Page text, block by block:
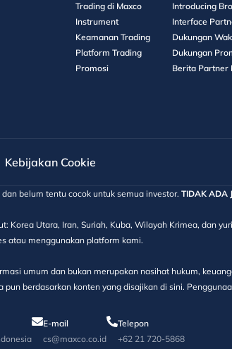
Trading di Maxco
Instrument
Keamanan Trading
Platform Trading
Promosi
Introducing
Interface
Dukungan
Dukungan
Berita Partner
Kebijakan Cookie
belum tentu cocok untuk semua investor. TIDAK ADA
Korea Utara, Iran, Suriah, Kuba, Wilayah Krimea, dan
atau menggunakan platform kami.
umum dan bukan merupakan nasihat hukum,
berdasarkan konten yang disajikan di sini.
E-mail
cs@maxco.co.id
Telepon
+62 21 720-5868